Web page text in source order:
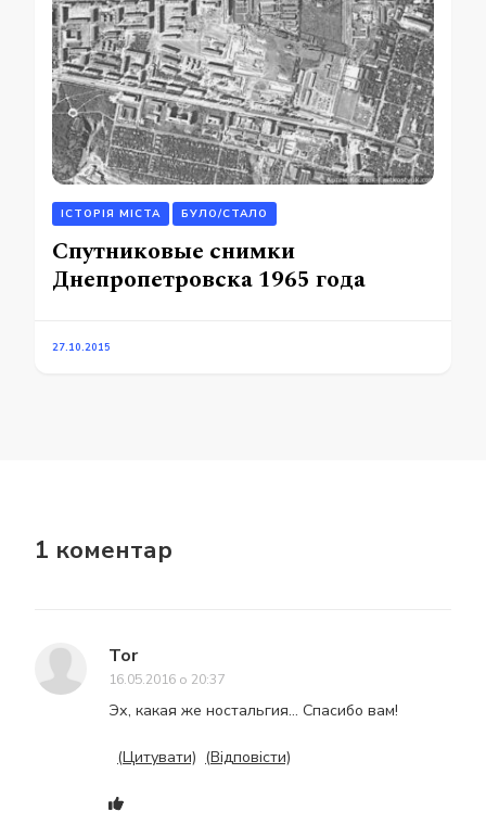
ІСТОРІЯ МІСТА БУЛО/СТАЛО
Спутниковые снимки
Днепропетровска 1965 года
27.10.2015
1 коментар
Tor
16.05.2016 о 20:37
Эх, какая же ностальгия… Спасибо вам!
(Цитувати) (Відповісти)